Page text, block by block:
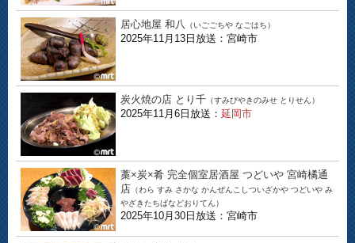
居心地屋 和八 （いごごちや なごはち）
2025年11月13日放送：宮崎市
炭火焼の店 とり千 （すみびやきのみせ とりせん）
2025年11月6日放送： 延岡市
藁×炭×肴 完全個室居酒屋 つどいや 宮崎橘通
店 （わら すみ さかな かんぜんこしついざかや つどいや み
やざきたちばなどおりてん）
2025年10月30日放送：宮崎市